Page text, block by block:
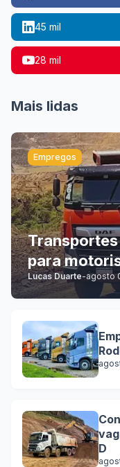
45 mil
28 mil
Mais lidas
Empregos
para
Lucas Duarte-agosto
D